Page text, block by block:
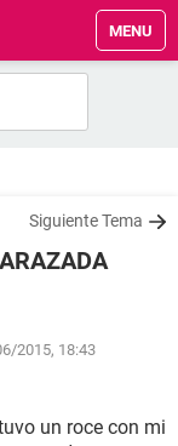
MENU
Siguiente Tema
2015, 18:43
un roce con mi